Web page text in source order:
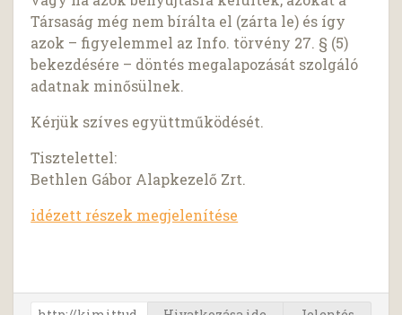
Társaság még nem bírálta el (zárta le) és így
azok – figyelemmel az Info. törvény 27. § (5)
bekezdésére – döntés megalapozását szolgáló
adatnak minősülnek.
Kérjük szíves együttműködését.
Tisztelettel:
Bethlen Gábor Alapkezelő Zrt.
idézett részek megjelenítése